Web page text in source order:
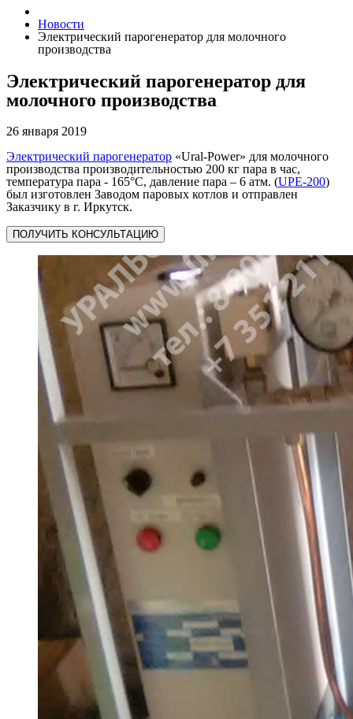
Новости
Электрический парогенератор для молочного
производства
Электрический парогенератор для
молочного производства
26 января 2019
Электрический парогенератор «Ural-Power» для молочного
производства производительностью 200 кг пара в час,
температура пара - 165°C, давление пара – 6 атм. (UPE-200)
был изготовлен Заводом паровых котлов и отправлен
Заказчику в г. Иркутск.
ПОЛУЧИТЬ КОНСУЛЬТАЦИЮ